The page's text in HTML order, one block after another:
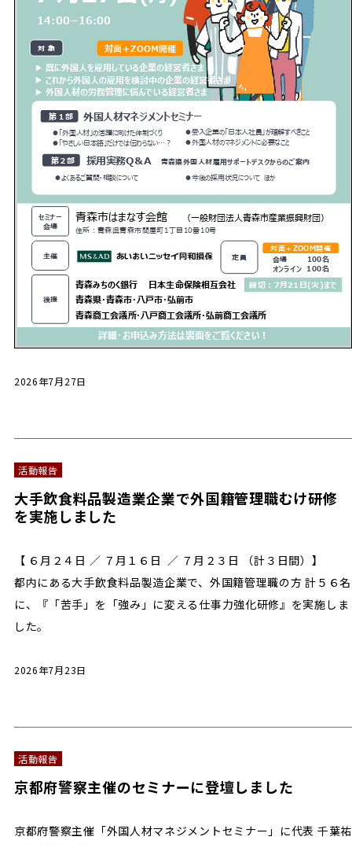
2026年7月27日
活動報告
大手飲食料品製造業企業で外国籍管理職むけ研修
を実施しました
【 ６月２４日 ／ ７月１６日 ／ ７月２３日 （計３日間）】
都内にある大手飲食料品製造企業で、外国籍管理職の方 計５６名
に、『「苦手」を「強み」に変える仕事力強化研修』を実施しま
した。
2026年7月23日
活動報告
京都府警察主催のセミナーに登壇しました
京都府警察主催「外国人材マネジメントセミナー」に代表 千葉祐